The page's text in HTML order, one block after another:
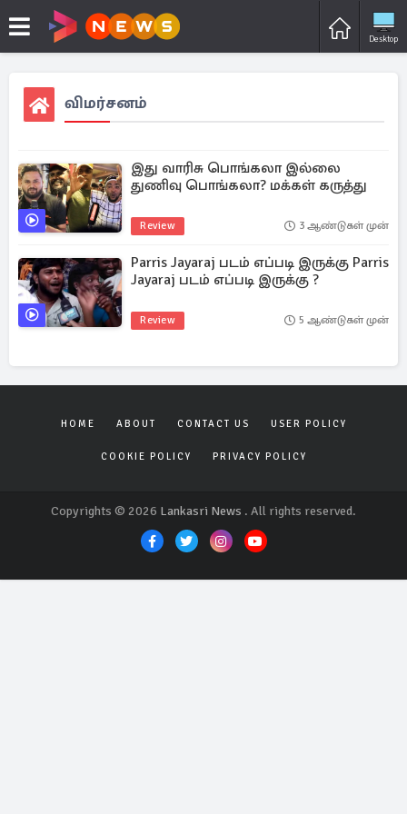
Desktop
விமர்சனம்
இது வாரிசு பொங்கலா இல்லை
துணிவு பொங்கலா? மக்கள் கருத்து
Review 3 ஆண்டுகள் முன்
Parris Jayaraj படம் எப்படி இருக்கு Parris
Jayaraj படம் எப்படி இருக்கு ?
Review 5 ஆண்டுகள் முன்
HOME ABOUT CONTACT US USER POLICY
COOKIE POLICY PRIVACY POLICY
Copyrights © 2026 Lankasri News . All rights reserved.